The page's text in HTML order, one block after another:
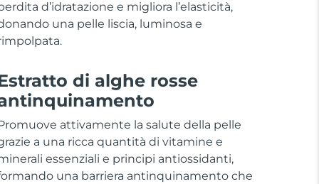
d’idratazione e migliora l’elasticità,
una pelle liscia, luminosa e
di alghe rosse
attivamente la salute della pelle
a una ricca quantità di vitamine e
essenziali e principi antiossidanti,
una barriera antinquinamento che